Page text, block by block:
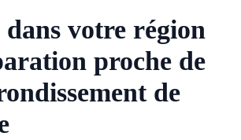
dans votre région
proche de
de